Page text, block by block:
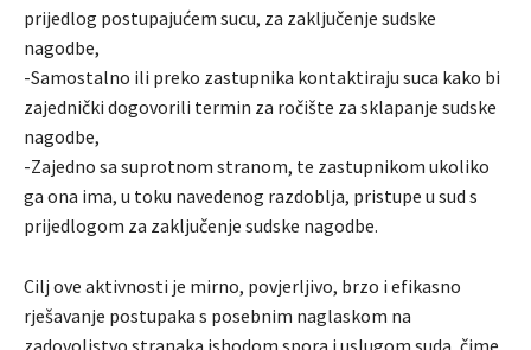
prijedlog postupajućem sucu, za zaključenje sudske
nagodbe,
-Samostalno ili preko zastupnika kontaktiraju suca kako bi
zajednički dogovorili termin za ročište za sklapanje sudske
nagodbe,
-Zajedno sa suprotnom stranom, te zastupnikom ukoliko
ga ona ima, u toku navedenog razdoblja, pristupe u sud s
prijedlogom za zaključenje sudske nagodbe.
Cilj ove aktivnosti je mirno, povjerljivo, brzo i efikasno
rješavanje postupaka s posebnim naglaskom na
zadovoljstvo stranaka ishodom spora i uslugom suda, čime